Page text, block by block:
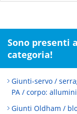
Sono presenti
categoria!
Giunti-servo /
PA / corpo:
Giunti Oldham /